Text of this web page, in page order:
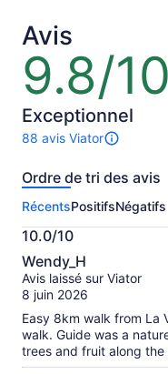
adulte
Avis
9.8/10
9.8
sur
10
Exceptionnel
88 avis Viator
Il
a
sur
cette
activité.
Plus
de
renseignements
les
avis
vérifiés
Ordre de tri des avis
RécentsPositifsNégatifs
10.0/10
10.0
sur
10
Wendy_H
Avis laissé sur Viator
8 juin 2026
Easy 8km walk from La
walk. Guide was a
trees and fruit along the